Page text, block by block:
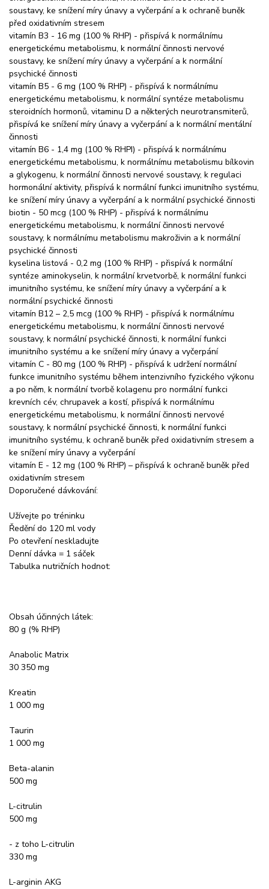
soustavy, ke snížení míry únavy a vyčerpání a k ochraně buněk
před oxidativním stresem
vitamín B3 - 16 mg (100 % RHP) - přispívá k normálnímu
energetickému metabolismu, k normální činnosti nervové
soustavy, ke snížení míry únavy a vyčerpání a k normální
psychické činnosti
vitamín B5 - 6 mg (100 % RHP) - přispívá k normálnímu
energetickému metabolismu, k normální syntéze metabolismu
steroidních hormonů, vitaminu D a některých neurotransmiterů,
přispívá ke snížení míry únavy a vyčerpání a k normální mentální
činnosti
vitamín B6 - 1,4 mg (100 % RHPI) - přispívá k normálnímu
energetickému metabolismu, k normálnímu metabolismu bílkovin
a glykogenu, k normální činnosti nervové soustavy, k regulaci
hormonální aktivity, přispívá k normální funkci imunitního systému,
ke snížení míry únavy a vyčerpání a k normální psychické činnosti
biotin - 50 mcg (100 % RHP) - přispívá k normálnímu
energetickému metabolismu, k normální činnosti nervové
soustavy, k normálnímu metabolismu makroživin a k normální
psychické činnosti
kyselina listová - 0,2 mg (100 % RHP) - přispívá k normální
syntéze aminokyselin, k normální krvetvorbě, k normální funkci
imunitního systému, ke snížení míry únavy a vyčerpání a k
normální psychické činnosti
vitamín B12 – 2,5 mcg (100 % RHP) - přispívá k normálnímu
energetickému metabolismu, k normální činnosti nervové
soustavy, k normální psychické činnosti, k normální funkci
imunitního systému a ke snížení míry únavy a vyčerpání
vitamín C - 80 mg (100 % RHP) - přispívá k udržení normální
funkce imunitního systému během intenzivního fyzického výkonu
a po něm, k normální tvorbě kolagenu pro normální funkci
krevních cév, chrupavek a kostí, přispívá k normálnímu
energetickému metabolismu, k normální činnosti nervové
soustavy, k normální psychické činnosti, k normální funkci
imunitního systému, k ochraně buněk před oxidativním stresem a
ke snížení míry únavy a vyčerpání
vitamín E - 12 mg (100 % RHP) – přispívá k ochraně buněk před
oxidativním stresem
Doporučené dávkování:
Užívejte po tréninku
Ředění do 120 ml vody
Po otevření neskladujte
Denní dávka = 1 sáček
Tabulka nutričních hodnot:
Obsah účinných látek:
80 g (% RHP)
Anabolic Matrix
30 350 mg
Kreatin
1 000 mg
Taurin
1 000 mg
Beta-alanin
500 mg
L-citrulin
500 mg
- z toho L-citrulin
330 mg
L-arginin AKG